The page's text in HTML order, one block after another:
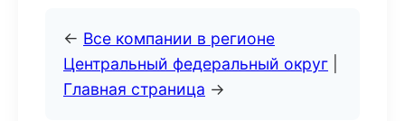
← Все компании в регионе
Центральный федеральный округ
Главная страница →